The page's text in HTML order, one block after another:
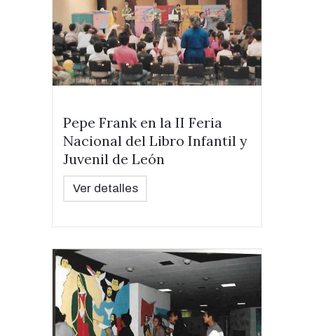
Pepe Frank en la II Feria
Nacional del Libro Infantil y
Juvenil de León
Ver detalles